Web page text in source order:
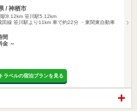
/ 神栖市
駅8.12km 笹川駅5.12km
田線 笹川駅より11km 車で約22分 ・東関東自動車
間
金 ～
ラベルの宿泊プランを見る